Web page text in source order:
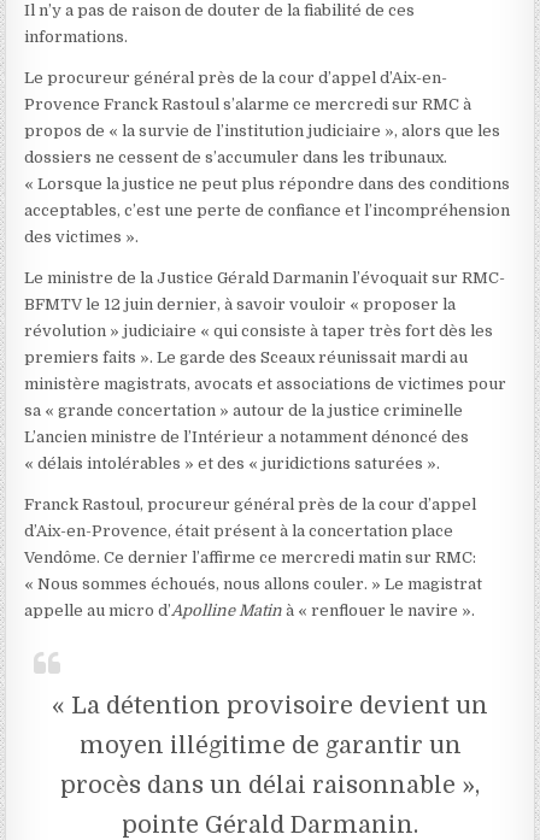
Il n’y a pas de raison de douter de la fiabilité de ces
informations.
Le procureur général près de la cour d’appel d’Aix-en-
Provence Franck Rastoul s’alarme ce mercredi sur RMC à
propos de « la survie de l’institution judiciaire », alors que les
dossiers ne cessent de s’accumuler dans les tribunaux.
« Lorsque la justice ne peut plus répondre dans des conditions
acceptables, c’est une perte de confiance et l’incompréhension
des victimes ».
Le ministre de la Justice Gérald Darmanin l’évoquait sur RMC-
BFMTV le 12 juin dernier, à savoir vouloir « proposer la
révolution » judiciaire « qui consiste à taper très fort dès les
premiers faits ». Le garde des Sceaux réunissait mardi au
ministère magistrats, avocats et associations de victimes pour
sa « grande concertation » autour de la justice criminelle
L’ancien ministre de l’Intérieur a notamment dénoncé des
« délais intolérables » et des « juridictions saturées ».
Franck Rastoul, procureur général près de la cour d’appel
d’Aix-en-Provence, était présent à la concertation place
Vendôme. Ce dernier l’affirme ce mercredi matin sur RMC:
« Nous sommes échoués, nous allons couler. » Le magistrat
appelle au micro d’Apolline Matin à « renflouer le navire ».
« La détention provisoire devient un
moyen illégitime de garantir un
procès dans un délai raisonnable »,
pointe Gérald Darmanin.